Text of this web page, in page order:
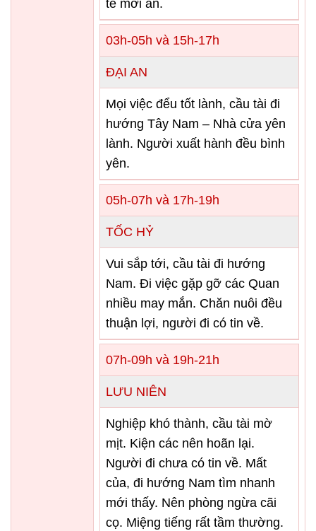
tế mới an.
03h-05h và 15h-17h
ĐẠI AN
Mọi việc đểu tốt lành, cầu tài đi
hướng Tây Nam – Nhà cửa yên
lành. Người xuất hành đều bình
yên.
05h-07h và 17h-19h
TỐC HỶ
Vui sắp tới, cầu tài đi hướng
Nam. Đi việc gặp gỡ các Quan
nhiều may mắn. Chăn nuôi đều
thuận lợi, người đi có tin về.
07h-09h và 19h-21h
LƯU NIÊN
Nghiệp khó thành, cầu tài mờ
mịt. Kiện các nên hoãn lại.
Người đi chưa có tin về. Mất
của, đi hướng Nam tìm nhanh
mới thấy. Nên phòng ngừa cãi
cọ. Miệng tiếng rất tầm thường.